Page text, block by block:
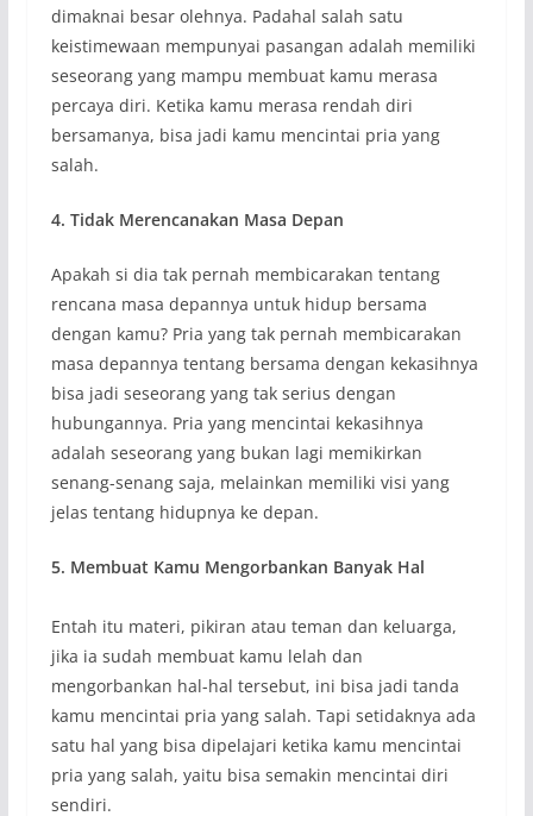
dimaknai besar olehnya. Padahal salah satu
keistimewaan mempunyai pasangan adalah memiliki
seseorang yang mampu membuat kamu merasa
percaya diri. Ketika kamu merasa rendah diri
bersamanya, bisa jadi kamu mencintai pria yang
salah.
4. Tidak Merencanakan Masa Depan
Apakah si dia tak pernah membicarakan tentang
rencana masa depannya untuk hidup bersama
dengan kamu? Pria yang tak pernah membicarakan
masa depannya tentang bersama dengan kekasihnya
bisa jadi seseorang yang tak serius dengan
hubungannya. Pria yang mencintai kekasihnya
adalah seseorang yang bukan lagi memikirkan
senang-senang saja, melainkan memiliki visi yang
jelas tentang hidupnya ke depan.
5. Membuat Kamu Mengorbankan Banyak Hal
Entah itu materi, pikiran atau teman dan keluarga,
jika ia sudah membuat kamu lelah dan
mengorbankan hal-hal tersebut, ini bisa jadi tanda
kamu mencintai pria yang salah. Tapi setidaknya ada
satu hal yang bisa dipelajari ketika kamu mencintai
pria yang salah, yaitu bisa semakin mencintai diri
sendiri.